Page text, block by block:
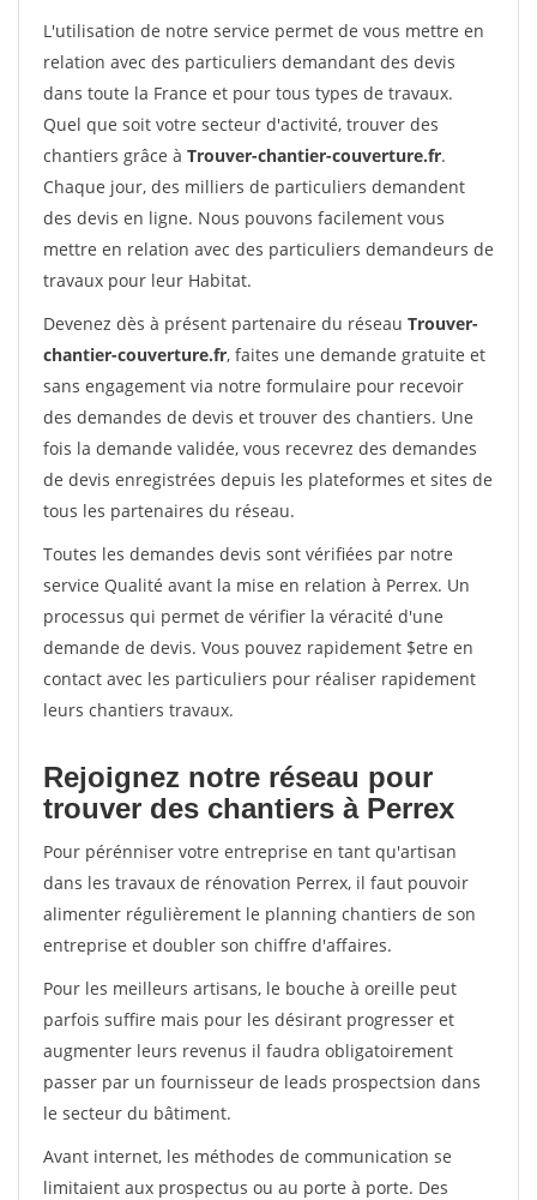
L'utilisation de notre service permet de vous mettre en
relation avec des particuliers demandant des devis
dans toute la France et pour tous types de travaux.
Quel que soit votre secteur d'activité, trouver des
chantiers grâce à Trouver-chantier-couverture.fr.
Chaque jour, des milliers de particuliers demandent
des devis en ligne. Nous pouvons facilement vous
mettre en relation avec des particuliers demandeurs de
travaux pour leur Habitat.
Devenez dès à présent partenaire du réseau Trouver-
chantier-couverture.fr, faites une demande gratuite et
sans engagement via notre formulaire pour recevoir
des demandes de devis et trouver des chantiers. Une
fois la demande validée, vous recevrez des demandes
de devis enregistrées depuis les plateformes et sites de
tous les partenaires du réseau.
Toutes les demandes devis sont vérifiées par notre
service Qualité avant la mise en relation à Perrex. Un
processus qui permet de vérifier la véracité d'une
demande de devis. Vous pouvez rapidement $etre en
contact avec les particuliers pour réaliser rapidement
leurs chantiers travaux.
Rejoignez notre réseau pour
trouver des chantiers à Perrex
Pour pérénniser votre entreprise en tant qu'artisan
dans les travaux de rénovation Perrex, il faut pouvoir
alimenter régulièrement le planning chantiers de son
entreprise et doubler son chiffre d'affaires.
Pour les meilleurs artisans, le bouche à oreille peut
parfois suffire mais pour les désirant progresser et
augmenter leurs revenus il faudra obligatoirement
passer par un fournisseur de leads prospectsion dans
le secteur du bâtiment.
Avant internet, les méthodes de communication se
limitaient aux prospectus ou au porte à porte. Des